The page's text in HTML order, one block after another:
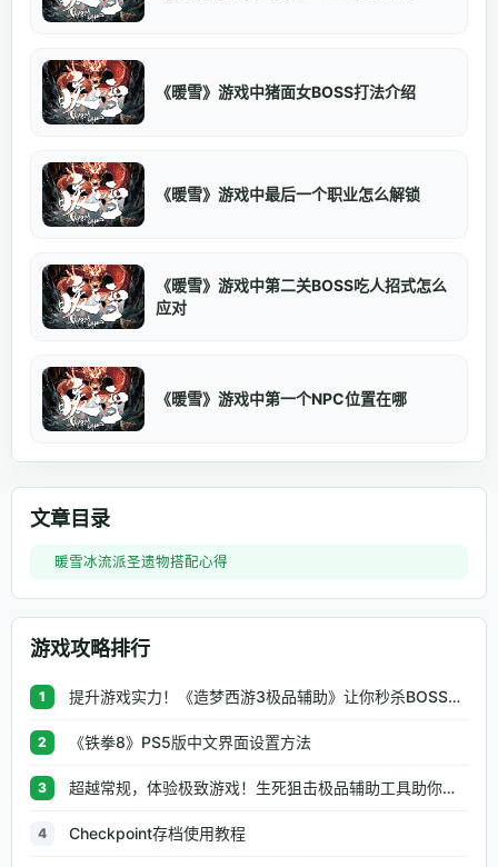
《暖雪》游戏中猪面女BOSS打法介绍
《暖雪》游戏中最后一个职业怎么解锁
《暖雪》游戏中第二关BOSS吃人招式怎么
应对
《暖雪》游戏中第一个NPC位置在哪
文章目录
暖雪冰流派圣遗物搭配心得
游戏攻略排行
1 提升游戏实力！《造梦西游3极品辅助》让你秒杀BOSS、逆天属性一键修改
2 《铁拳8》PS5版中文界面设置方法
3 超越常规，体验极致游戏！生死狙击极品辅助工具助你无往不利
4 Checkpoint存档使用教程